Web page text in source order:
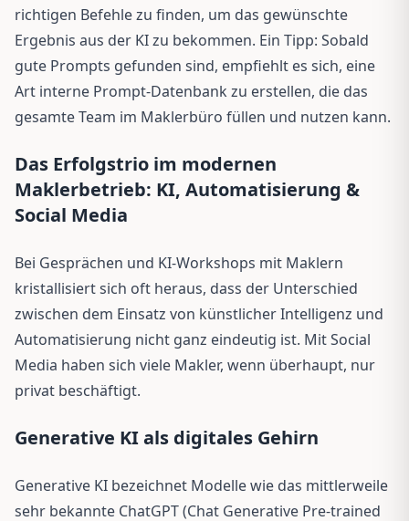
richtigen Befehle zu finden, um das gewünschte
Ergebnis aus der KI zu bekommen. Ein Tipp: Sobald
gute Prompts gefunden sind, empfiehlt es sich, eine
Art interne Prompt-Datenbank zu erstellen, die das
gesamte Team im Maklerbüro füllen und nutzen kann.
Das Erfolgstrio im modernen
Maklerbetrieb: KI, Automatisierung &
Social Media
Bei Gesprächen und KI-Workshops mit Maklern
kristallisiert sich oft heraus, dass der Unterschied
zwischen dem Einsatz von künstlicher Intelligenz und
Automatisierung nicht ganz eindeutig ist. Mit Social
Media haben sich viele Makler, wenn überhaupt, nur
privat beschäftigt.
Generative KI als digitales Gehirn
Generative KI bezeichnet Modelle wie das mittlerweile
sehr bekannte ChatGPT (Chat Generative Pre-trained